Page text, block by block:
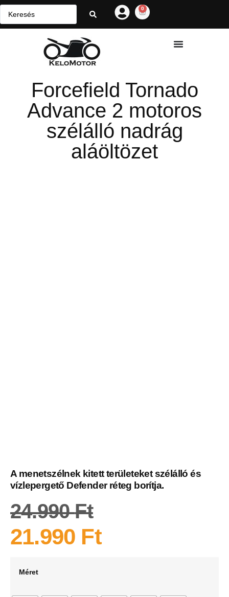
0
Forcefield Tornado
Advance 2 motoros
szélálló nadrág
aláöltözet
A menetszélnek kitett területeket szélálló és
vízlepergető Defender réteg borítja.
24.990Ft
21.990 Ft
Méret